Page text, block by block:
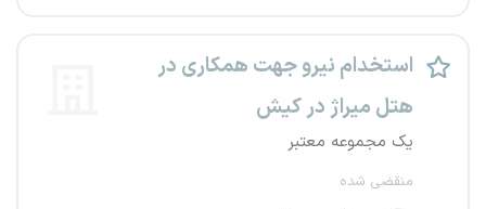
استخدام نیرو جهت همکاری در
هتل میراژ در کیش
یک مجموعه معتبر
منقضی شده